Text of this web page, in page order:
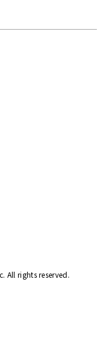
All rights reserved.